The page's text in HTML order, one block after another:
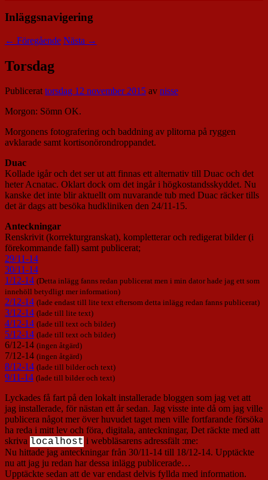
Inläggsnavigering
← Föregående Nästa →
Torsdag
Publicerattorsdag 12 november 2015 av nisse
Morgon: Sömn OK.
Morgonens fotografering och baddning av plitorna på ryggen
avklarade samt kortisonörondroppandet.
Duac
Kollade igår och det ser ut att finnas ett alternativ till Duac och det
heter Acnatac. Oklart dock om det ingår i högkostandsskyddet. Nu
kanske det inte blir aktuellt om nuvarande tub med Duac räcker tills
det är dags att besöka hudkliniken den 24/11-15.
Anteckningar
Renskrivit (korrekturgranskat), kompletterar och redigerat bilder (i
förekommande fall) samt publicerat;
29/11-14
30/11-14
1/12-14 (Detta inlägg fanns redan publicerat men i min dator hade jag ett som
innehöll betydligt mer information)
2/12-14 (lade endast till lite text eftersom detta inlägg redan fanns publicerat)
3/12-14 (lade till lite text)
4/12-14 (lade till text och bilder)
5/12-14 (lade till text och bilder)
6/12-14 (ingen åtgärd)
7/12-14 (ingen åtgärd)
8/12-14 (lade till bilder och text)
9/11-14 (lade till bilder och text)
Lyckades få fart på den lokalt installerade bloggen som jag vet att
jag installerade, för nästan ett år sedan. Jag visste inte då om jag ville
publicera något mer över huvudet taget men ville fortfarande försöka
ha reda i mitt lev och föra, digitala, anteckningar, Det räckte med att
skriva localhost i webbläsarens adressfält :me:
Nu hittade jag anteckningar från 30/11-14 till 18/12-14. Upptäckte
nu att jag ju redan har dessa inlägg publicerade…
Upptäckte sedan att de var endast delvis fyllda med information.